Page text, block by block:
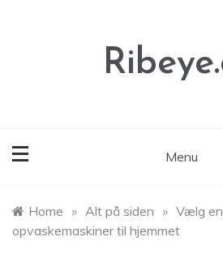
Menu
Home » Alt på siden » Vælg
opvaskemaskiner til hjemmet